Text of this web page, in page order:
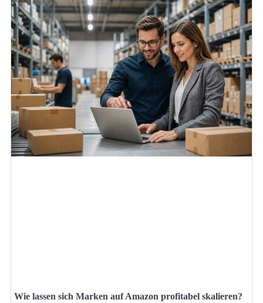
Wie lassen sich Marken auf Amazon profitabel skalieren?